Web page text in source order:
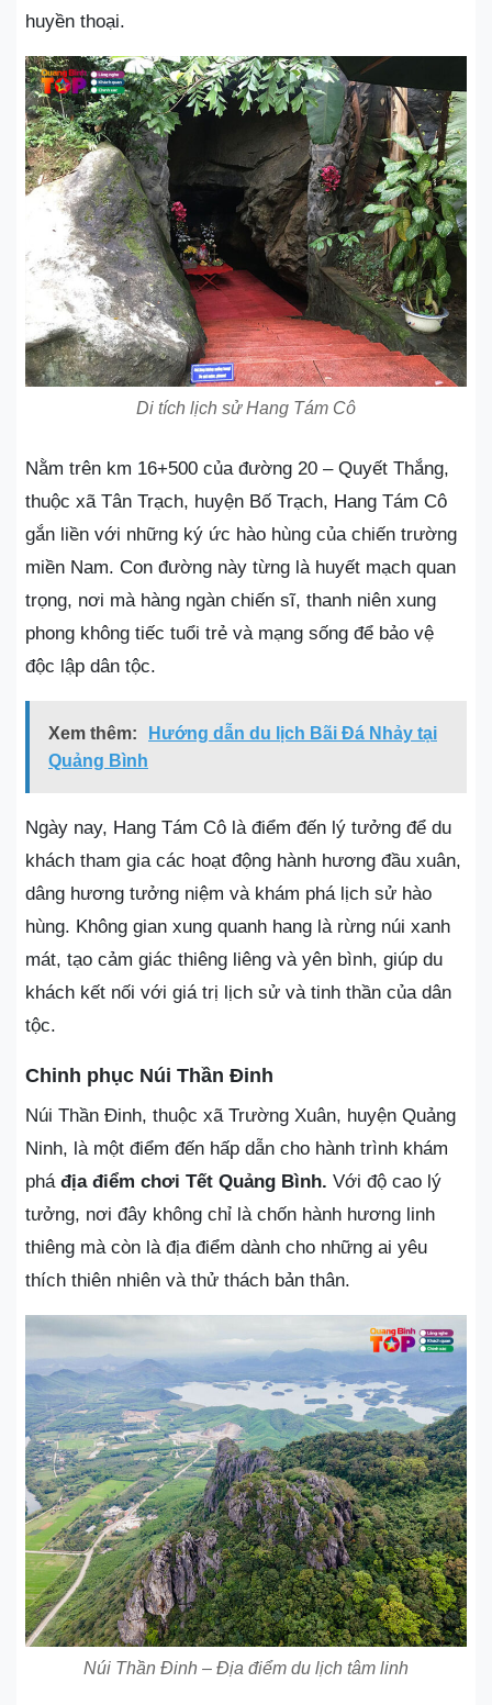
huyền thoại.
Di tích lịch sử Hang Tám Cô
Nằm trên km 16+500 của đường 20 – Quyết Thắng,
thuộc xã Tân Trạch, huyện Bố Trạch, Hang Tám Cô
gắn liền với những ký ức hào hùng của chiến trường
miền Nam. Con đường này từng là huyết mạch quan
trọng, nơi mà hàng ngàn chiến sĩ, thanh niên xung
phong không tiếc tuổi trẻ và mạng sống để bảo vệ
độc lập dân tộc.
Xem thêm:
Hướng dẫn du lịch Bãi Đá Nhảy tại
Quảng Bình
Ngày nay, Hang Tám Cô là điểm đến lý tưởng để du
khách tham gia các hoạt động hành hương đầu xuân,
dâng hương tưởng niệm và khám phá lịch sử hào
hùng. Không gian xung quanh hang là rừng núi xanh
mát, tạo cảm giác thiêng liêng và yên bình, giúp du
khách kết nối với giá trị lịch sử và tinh thần của dân
tộc.
Chinh phục Núi Thần Đinh
Núi Thần Đinh, thuộc xã Trường Xuân, huyện Quảng
Ninh, là một điểm đến hấp dẫn cho hành trình khám
phá địa điểm chơi Tết Quảng Bình. Với độ cao lý
tưởng, nơi đây không chỉ là chốn hành hương linh
thiêng mà còn là địa điểm dành cho những ai yêu
thích thiên nhiên và thử thách bản thân.
Núi Thần Đinh – Địa điểm du lịch tâm linh